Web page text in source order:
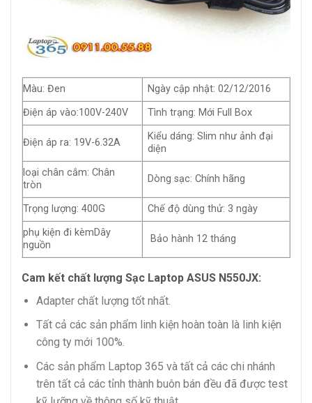
Màu: Đen
Ngày cập nhật: 02/12/2016
Điện áp vào:100V-240V
Tình trạng: Mới Full Box
Điện áp ra: 19V-6.32A
Kiểu dáng: Slim như ảnh đại
diện
loại chân cắm: Chân
tròn
Dòng sạc: Chính hãng
Trọng lượng: 400G
Chế độ dùng thử: 3 ngày
phụ kiện đi kèmDây
nguồn
Bảo hành 12 tháng
Cam kết chất lượng Sạc Laptop ASUS N550JX:
Adapter chất lượng tốt nhất.
Tất cả các sản phẩm linh kiện hoàn toàn là linh kiện
công ty mới 100%.
Các sản phẩm Laptop 365 và tất cả các chi nhánh
trên tất cả các tỉnh thành buôn bán đều đã được test